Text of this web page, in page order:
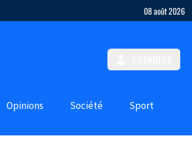
08 août 2026
Opinions Société Sport